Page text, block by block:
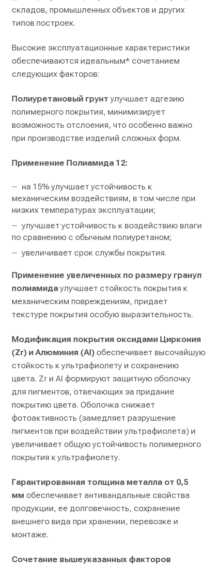
складов, промышленных объектов и других
типов построек.
Высокие эксплуатационные характеристики
обеспечиваются идеальным* сочетанием
следующих факторов:
Полиуретановый грунт улучшает адгезию
полимерного покрытия, минимизирует
возможность отслоения, что особенно важно
при производстве изделий сложных форм.
Применение Полиамида 12:
на 15% улучшает устойчивость к
механическим воздействиям, в том числе при
низких температурах эксплуатации;
улучшает устойчивость к воздействию влаги
по сравнению с обычным полиуретаном;
увеличивает срок службы покрытия.
Применение увеличенных по размеру гранул
полиамида улучшает стойкость покрытия к
механическим повреждениям, придает
текстуре покрытия особую выразительность.
Модификация покрытия оксидами Циркония
(Zr) и Алюминия (AI) обеспечивает высочайшую
стойкость к ультрафиолету и сохранению
цвета. Zr и AI формируют защитную оболочку
для пигментов, отвечающих за придание
покрытию цвета. Оболочка снижает
фотоактивность (замедляет разрушение
пигментов при воздействии ультрафиолета) и
увеличивает общую устойчивость полимерного
покрытия к ультрафиолету.
Гарантированная толщина металла от 0,5
мм обеспечивает антивандальные свойства
продукции, ее долговечность, сохранение
внешнего вида при хранении, перевозке и
монтаже.
Сочетание вышеуказанных факторов